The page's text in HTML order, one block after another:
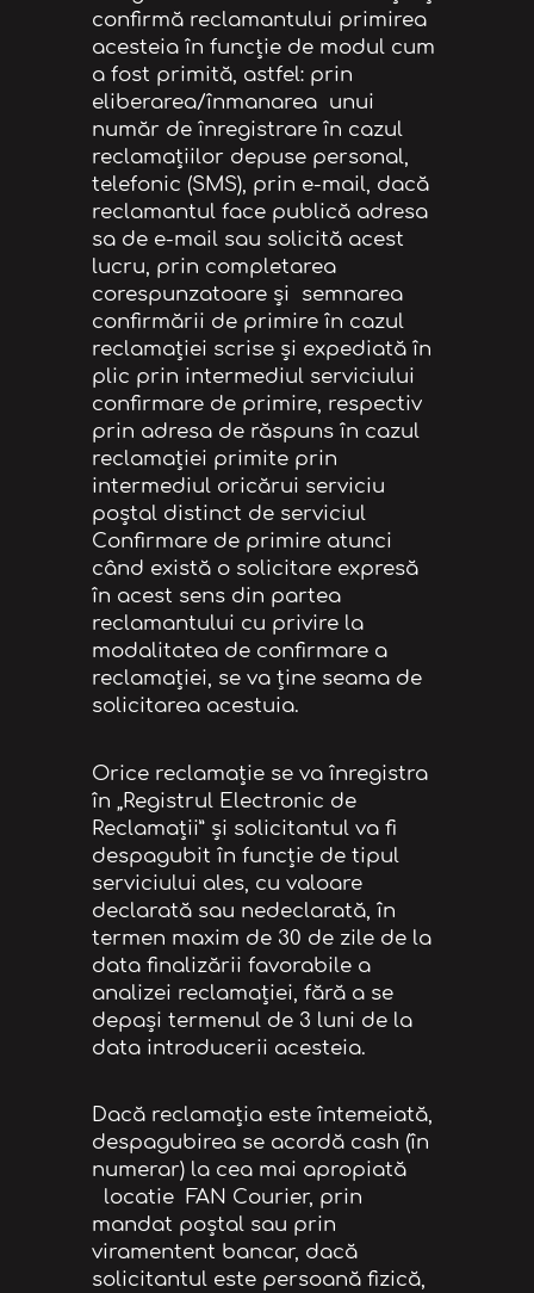
confirmă reclamantului primirea
acesteia în funcție de modul cum
a fost primită, astfel: prin
eliberarea/înmanarea unui
număr de înregistrare în cazul
reclamaţiilor depuse personal,
telefonic (SMS), prin e-mail, dacă
reclamantul face publică adresa
sa de e-mail sau solicită acest
lucru, prin completarea
corespunzatoare și semnarea
confirmării de primire în cazul
reclamației scrise și expediată în
plic prin intermediul serviciului
confirmare de primire, respectiv
prin adresa de răspuns în cazul
reclamației primite prin
intermediul oricărui serviciu
poștal distinct de serviciul
Confirmare de primire atunci
când există o solicitare expresă
în acest sens din partea
reclamantului cu privire la
modalitatea de confirmare a
reclamației, se va ține seama de
solicitarea acestuia.
Orice reclamație se va înregistra
în „Registrul Electronic de
Reclamații” și solicitantul va fi
despagubit în funcție de tipul
serviciului ales, cu valoare
declarată sau nedeclarată, în
termen maxim de 30 de zile de la
data finalizării favorabile a
analizei reclamației, fără a se
depași termenul de 3 luni de la
data introducerii acesteia.
Dacă reclamația este întemeiată,
despagubirea se acordă cash (în
numerar) la cea mai apropiată
locatie FAN Courier, prin
mandat poștal sau prin
viramentent bancar, dacă
solicitantul este persoană fizică,